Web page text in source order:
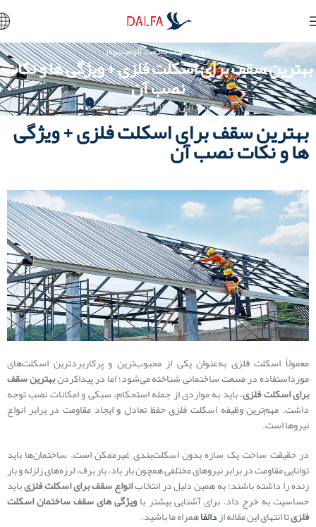
انواع سقف,صنعت آلومینیوم
بهترین سقف برای اسکلت فلزی + ویژگی ها و نکات
نصب آن
دالفا۲۰ آبان ۱۴۰۳ در ۲۰ مرداد ۱۴۰۳ ۰
بهترین سقف برای اسکلت فلزی + ویژگی
ها و نکات نصب آن
معمولاً اسکلت فلزی به‌عنوان یکی از محبوب‌ترین و پرکاربردترین اسکلت‌های
مورداستفاده در صنعت ساختمانی شناخته می‌شود؛ اما در پیداکردنبهترین سقف
برای اسکلت فلزی، باید به مواردی از جمله استحکام، سبکی و امکانات نصب توجه
داشت. مهم‌ترین وظیفه‌ اسکلت فلزی حفظ تعادل و ایجاد مقاومت در برابر انواع
نیروها است.
در حقیقت ساخت یک سازه بدون اسکلت‌بندی غیرممکن است. ساختمان‌ها باید
توانایی مقاومت در برابر نیروهای مختلفی همچون بار باد، بار برف، لرزه‌های زلزله و بار
زنده را داشته باشند؛ به همین دلیل در انتخابانواع سقف برای اسکلت فلزیباید
حساسیت به خرج داد. برای آشنایی بیشتر باویژگی های سقف ساختمان اسکلت
فلزیتا انتهای این مقاله از دالفاهمراه ما باشید.